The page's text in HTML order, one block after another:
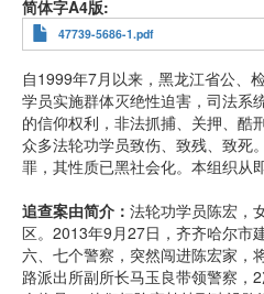
简体字A4版
47739-5686-1.pdf
自1999年7月以来，黑龙江省公、
学员实施群体灭绝性迫害，司法系
的信仰权利，非法抓捕、关押、酷
众多法轮功学员致伤、致残、致死
罪，其性质已黑社会化。本组织从
追查案由简介： 法轮功学员陈宏，
区。2013年9月27日，齐齐哈尔市
六、七个警察，突然闯进陈宏家，
路派出所副所长马玉良带领警察，